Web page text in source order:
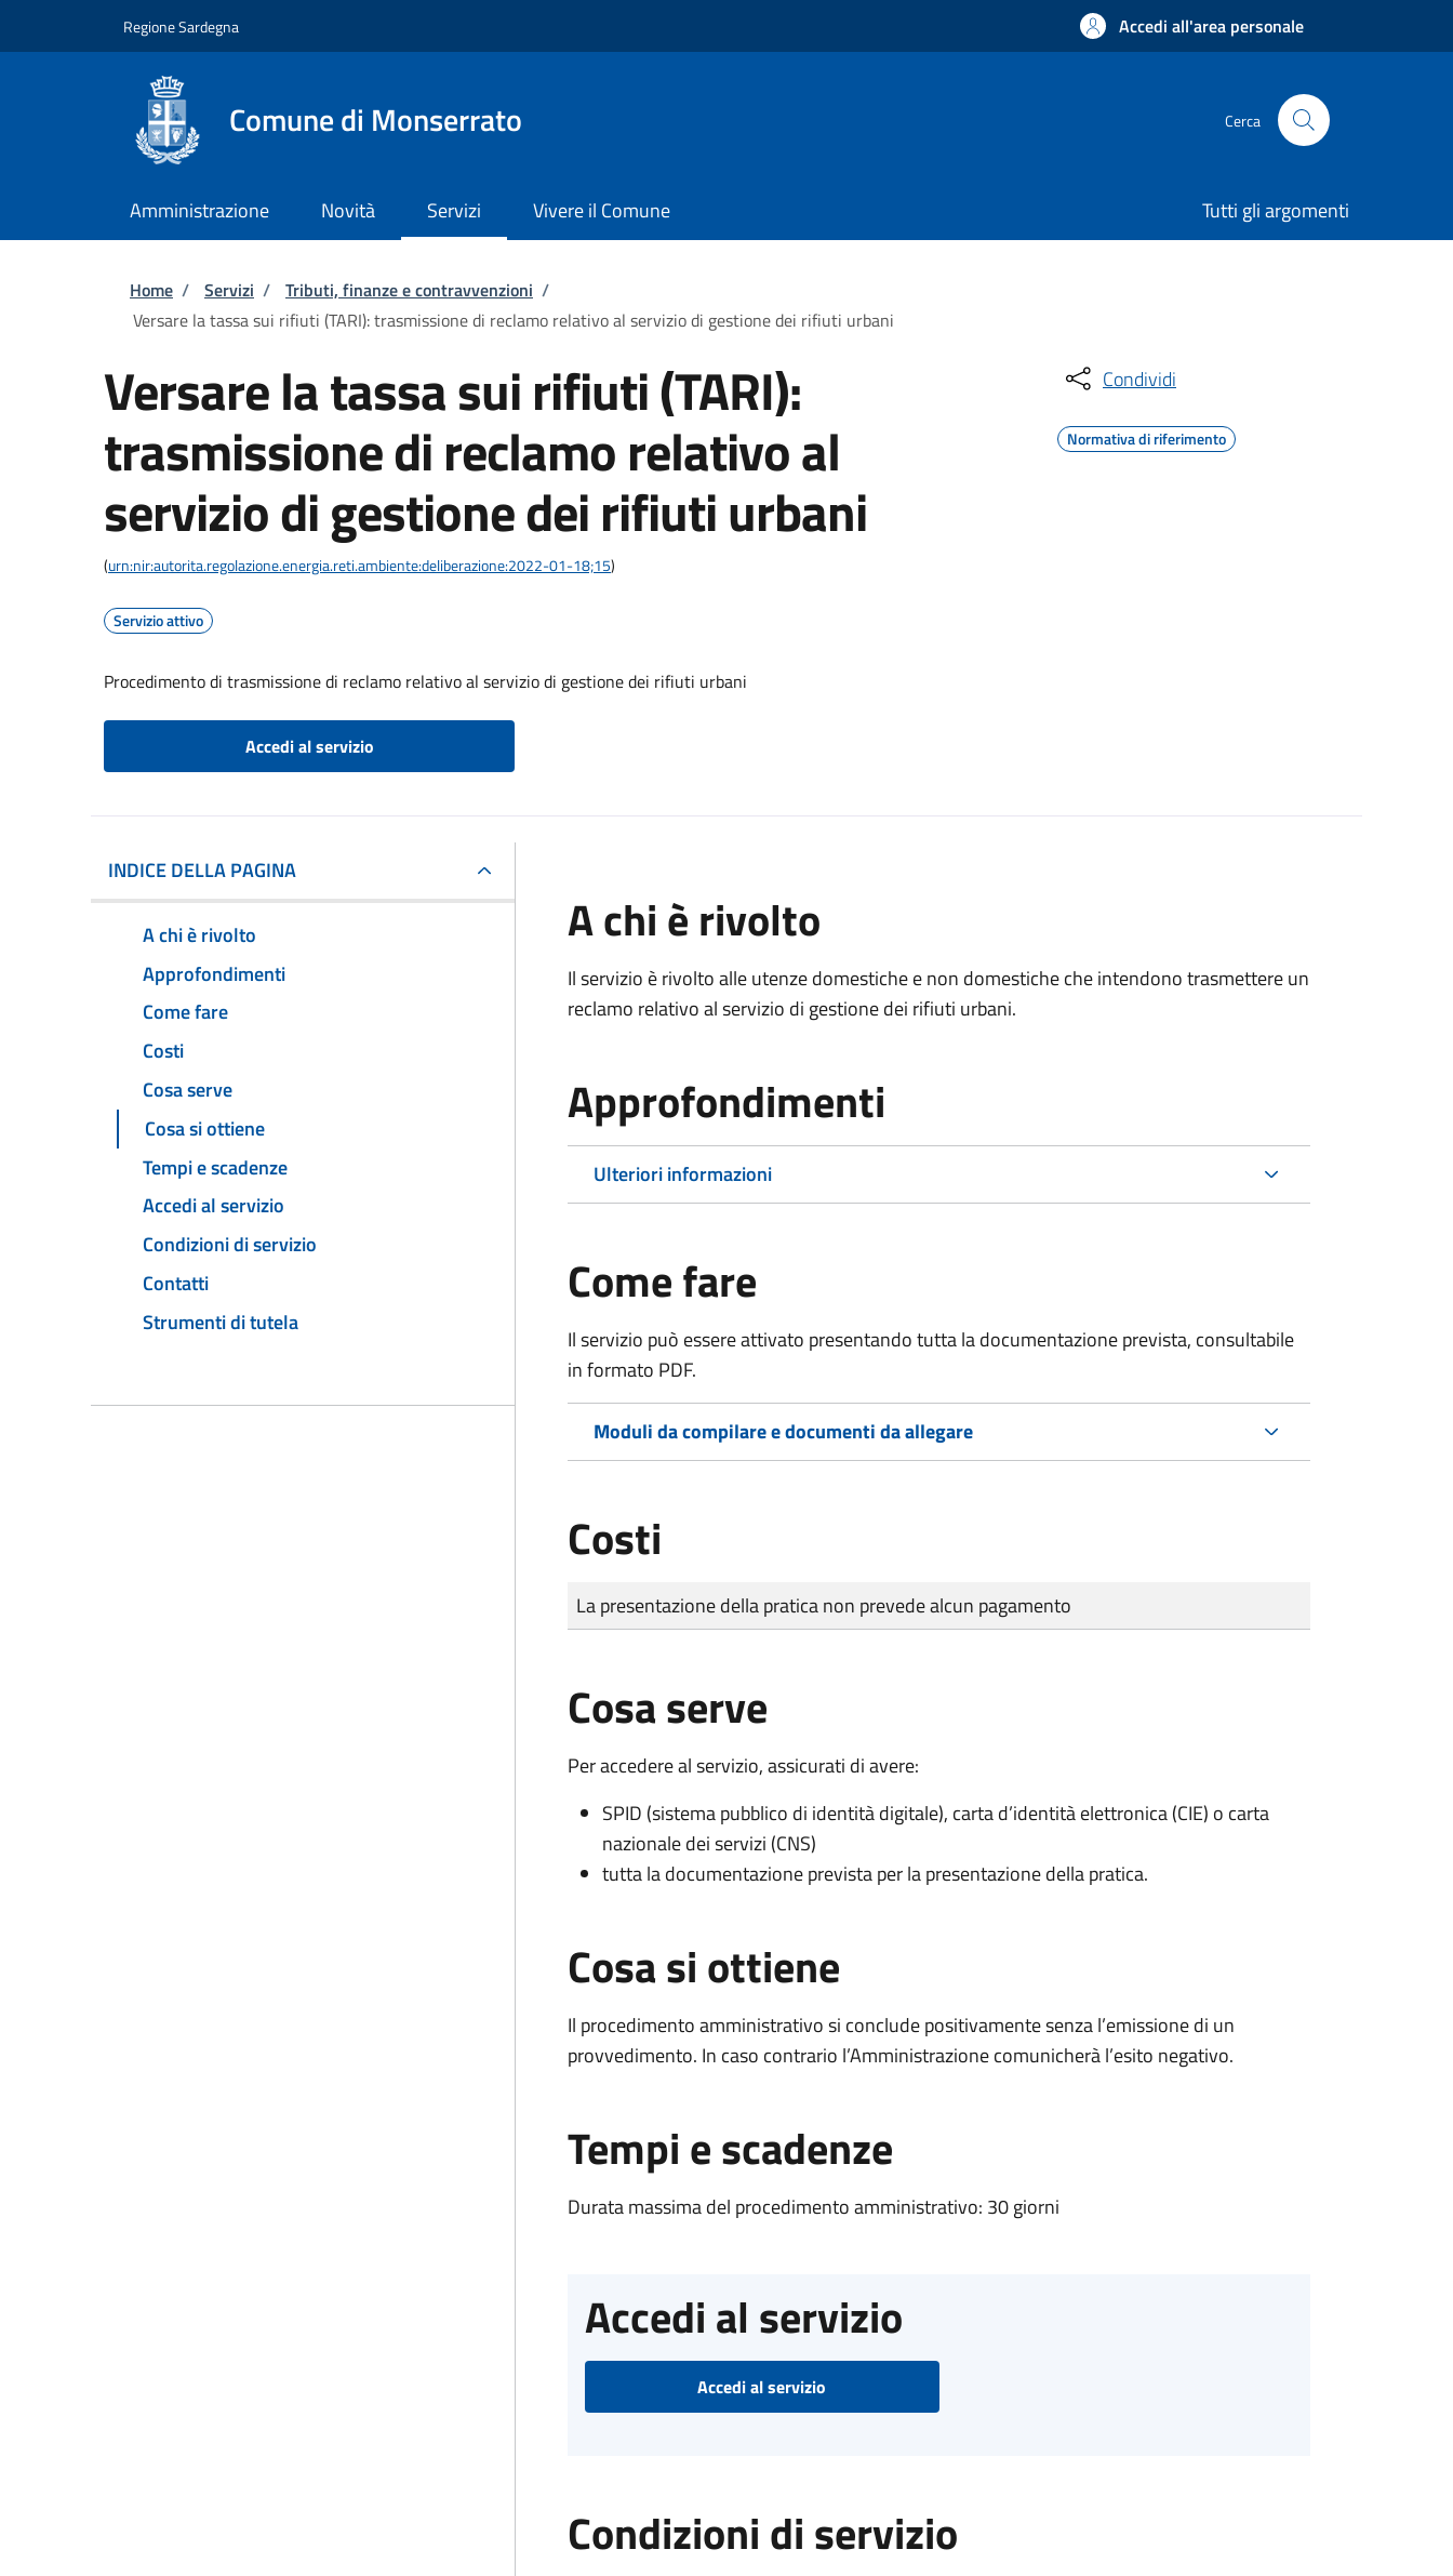
Regione Sardegna Accedi all'area personale
Comune di Monserrato Cerca
Amministrazione Novità Servizi Vivere il Comune Tutti gli argomenti
Briciole di pane
Home / Servizi / Tributi, finanze e contravvenzioni /
Versare la tassa sui rifiuti (TARI): trasmissione di reclamo relativo al servizio di gestione dei rifiuti urbani
Versare la tassa sui rifiuti (TARI):
trasmissione di reclamo relativo al
servizio di gestione dei rifiuti urbani
(urn:nir:autorita.regolazione.energia.reti.ambiente:deliberazione:2022-01-18;15)
Servizio attivo
Procedimento di trasmissione di reclamo relativo al servizio di gestione dei rifiuti urbani
Accedi al servizio
Condividi
Normativa di riferimento
INDICE DELLA PAGINA
A chi è rivolto
Approfondimenti
Come fare
Costi
Cosa serve
Cosa si ottiene
Tempi e scadenze
Accedi al servizio
Condizioni di servizio
Contatti
Strumenti di tutela
A chi è rivolto
Il servizio è rivolto alle utenze domestiche e non domestiche che intendono trasmettere un
reclamo relativo al servizio di gestione dei rifiuti urbani.
Approfondimenti
Ulteriori informazioni
Come fare
Il servizio può essere attivato presentando tutta la documentazione prevista, consultabile
in formato PDF.
Moduli da compilare e documenti da allegare
Costi
Tipo di pagamento
Importo
La presentazione della pratica non prevede alcun pagamento
Cosa serve
Per accedere al servizio, assicurati di avere:
SPID (sistema pubblico di identità digitale), carta d’identità elettronica (CIE) o carta
nazionale dei servizi (CNS)
tutta la documentazione prevista per la presentazione della pratica.
Cosa si ottiene
Il procedimento amministrativo si conclude positivamente senza l’emissione di un
provvedimento. In caso contrario l’Amministrazione comunicherà l’esito negativo.
Tempi e scadenze
Durata massima del procedimento amministrativo: 30 giorni
Accedi al servizio
Accedi al servizio
Condizioni di servizio